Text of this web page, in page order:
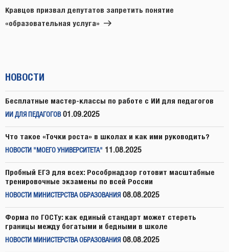
запись
Кравцов призвал депутатов запретить понятие
«образовательная услуга»
НОВОСТИ
Бесплатные мастер-классы по работе с ИИ для педагогов
ИИ ДЛЯ ПЕДАГОГОВ 01.09.2025
Что такое «Точки роста» в школах и как ими руководить?
НОВОСТИ "МОЕГО УНИВЕРСИТЕТА" 11.08.2025
Пробный ЕГЭ для всех: Рособрнадзор готовит масштабные
тренировочные экзамены по всей России
НОВОСТИ МИНИСТЕРСТВА ОБРАЗОВАНИЯ 08.08.2025
Форма по ГОСТу: как единый стандарт может стереть
границы между богатыми и бедными в школе
НОВОСТИ МИНИСТЕРСТВА ОБРАЗОВАНИЯ 08.08.2025